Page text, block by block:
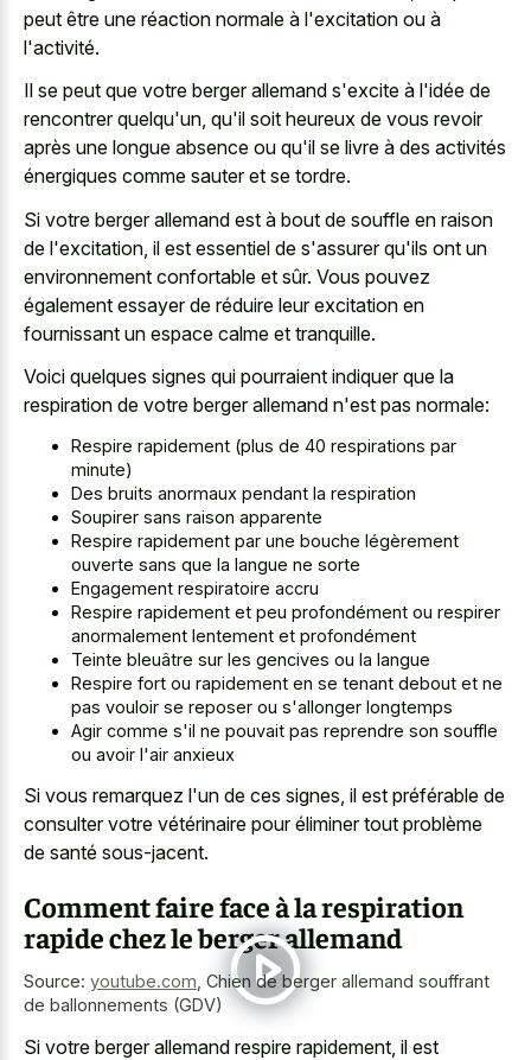
peut être une réaction normale à l'excitation ou à
l'activité.
Il se peut que votre berger allemand s'excite à l'idée de
rencontrer quelqu'un, qu'il soit heureux de vous revoir
après une longue absence ou qu'il se livre à des activités
énergiques comme sauter et se tordre.
Si votre berger allemand est à bout de souffle en raison
de l'excitation, il est essentiel de s'assurer qu'ils ont un
environnement confortable et sûr. Vous pouvez
également essayer de réduire leur excitation en
fournissant un espace calme et tranquille.
Voici quelques signes qui pourraient indiquer que la
respiration de votre berger allemand n'est pas normale:
Respire rapidement (plus de 40 respirations par
minute)
Des bruits anormaux pendant la respiration
Soupirer sans raison apparente
Respire rapidement par une bouche légèrement
ouverte sans que la langue ne sorte
Engagement respiratoire accru
Respire rapidement et peu profondément ou respirer
anormalement lentement et profondément
Teinte bleuâtre sur les gencives ou la langue
Respire fort ou rapidement en se tenant debout et ne
pas vouloir se reposer ou s'allonger longtemps
Agir comme s'il ne pouvait pas reprendre son souffle
ou avoir l'air anxieux
Si vous remarquez l'un de ces signes, il est préférable de
consulter votre vétérinaire pour éliminer tout problème
de santé sous-jacent.
Comment faire face à la respiration
rapide chez le berger allemand
Source: youtube.com, Chien de berger allemand souffrant
de ballonnements (GDV)
Si votre berger allemand respire rapidement, il est